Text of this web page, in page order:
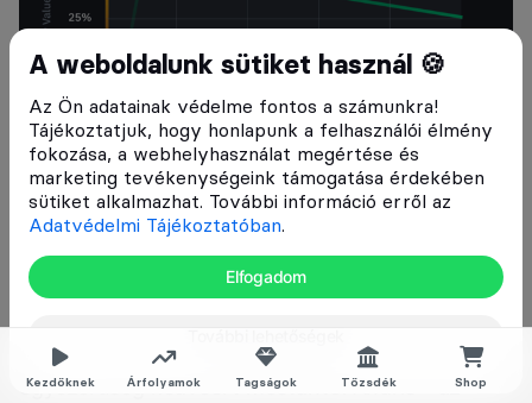
Kezdőknek Árfolyamok Tagságok Tőzsdék Shop
A weboldalunk sütiket használ 🍪
Az Ön adatainak védelme fontos a számunkra!
Tájékoztatjuk, hogy honlapunk a felhasználói élmény
fokozása, a webhelyhasználat megértése és
marketing tevékenységeink támogatása érdekében
sütiket alkalmazhat. További információ erről az
Adatvédelmi Tájékoztatóban.
Elfogadom
Példa az impermanent lossra
Tegyük fel, hogy a liquidity provider – az
egyszerűség kedvéért mostantól Andris – az